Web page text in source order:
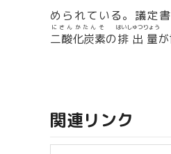
められている。議定
二酸化炭素
にさんかたんそ
の排出量
はいしゅつりょう
関連リンク